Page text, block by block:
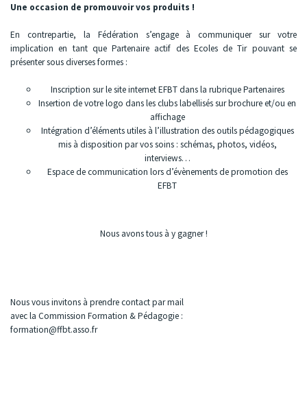
Une occasion de promouvoir vos produits !
En contrepartie, la Fédération s’engage à communiquer sur votre
implication en tant que Partenaire actif des Ecoles de Tir pouvant se
présenter sous diverses formes :
Inscription sur le site internet EFBT dans la rubrique Partenaires
Insertion de votre logo dans les clubs labellisés sur brochure et/ou en
affichage
Intégration d’éléments utiles à l’illustration des outils pédagogiques
mis à disposition par vos soins : schémas, photos, vidéos,
interviews…
Espace de communication lors d’évènements de promotion des
EFBT
Nous avons tous à y gagner !
Nous vous invitons à prendre contact par mail
avec la Commission Formation & Pédagogie :
formation@ffbt.asso.fr